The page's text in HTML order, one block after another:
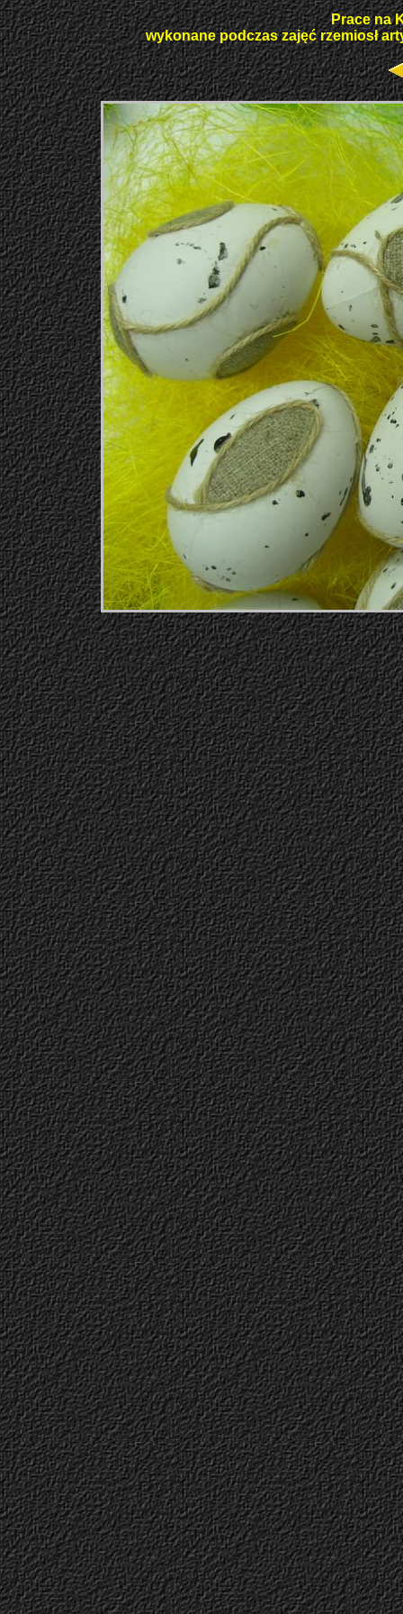
Prace na
wykonane podczas zajęć rzemiosł